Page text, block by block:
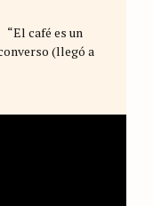
café es un
(llegó a